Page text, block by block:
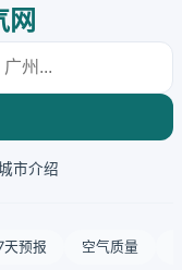
市介绍
天预报 空气质量